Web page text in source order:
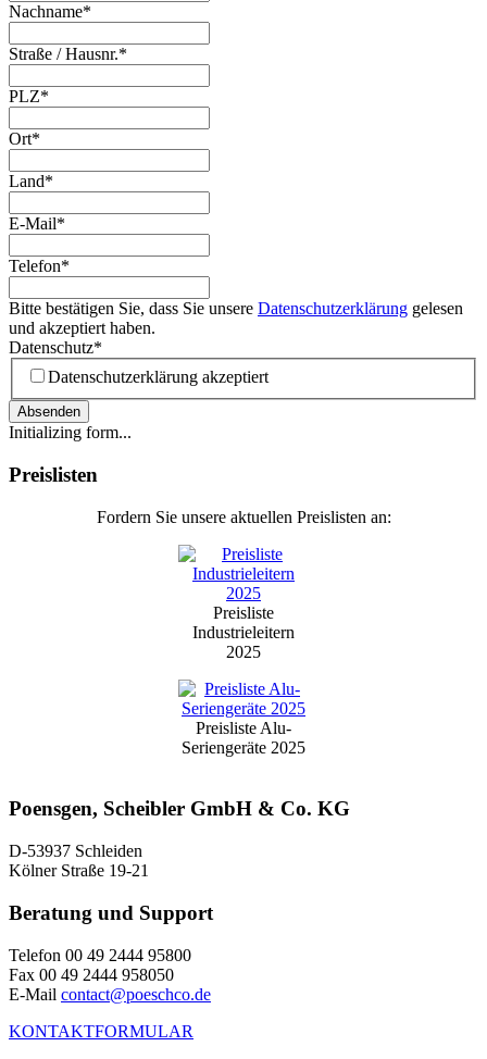
Nachname*
Straße / Hausnr.*
PLZ*
Ort*
Land*
E-Mail*
Telefon*
Bitte bestätigen Sie, dass Sie unsere Datenschutzerklärung gelesen
und akzeptiert haben.
Datenschutz*
Datenschutzerklärung akzeptiert
Absenden
Initializing form...
Preislisten
Fordern Sie unsere aktuellen Preislisten an:
Preisliste
Industrieleitern
2025
Preisliste Alu-
Seriengeräte 2025
Poensgen, Scheibler GmbH & Co. KG
D-53937 Schleiden
Kölner Straße 19-21
Beratung und Support
Telefon 00 49 2444 95800
Fax 00 49 2444 958050
E-Mail contact@poeschco.de
KONTAKTFORMULAR